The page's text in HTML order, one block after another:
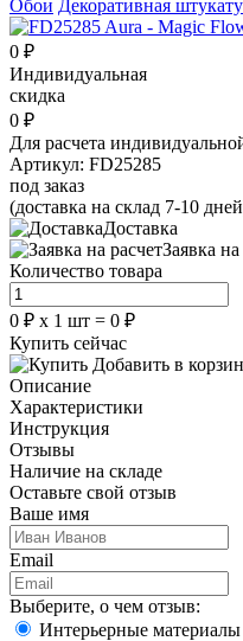
Обои Декоративная
0 ₽
Индивидуальная
скидка
0 ₽
Для расчета
Артикул: FD25285
под заказ
(доставка на склад 7-10
Доставка
Заявка на
Количество товара
0 ₽ х 1 шт = 0 ₽
Купить сейчас
Добавить в
Описание
Характеристики
Инструкция
Отзывы
Наличие на складе
Оставьте свой отзыв
Ваше имя
Email
Выберите, о чем отзыв:
Интерьерные материалы